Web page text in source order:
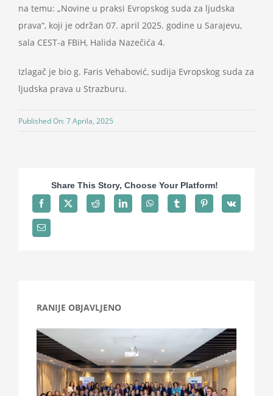
Projekti
Kontakt
Search
na temu: „Novine u praksi Evropskog suda za ljudska
prava“, koji je održan 07. april 2025. godine u Sarajevu,
sala CEST-a FBiH, Halida Nazečića 4.
Izlagač je bio g. Faris Vehabović, sudija Evropskog suda za
ljudska prava u Strazburu.
Published On: 7 Aprila, 2025
Share This Story, Choose Your Platform!
RANIJE OBJAVLJENO